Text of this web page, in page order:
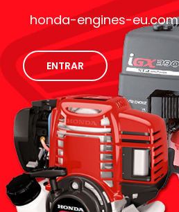
honda-engines-eu.com
ENTRAR